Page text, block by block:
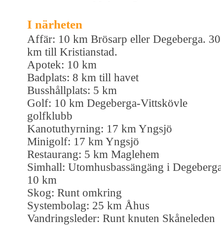
I närheten
Affär: 10 km Brösarp eller Degeberga. 30
km till Kristianstad.
Apotek: 10 km
Badplats: 8 km till havet
Busshållplats: 5 km
Golf: 10 km Degeberga-Vittskövle
golfklubb
Kanotuthyrning: 17 km Yngsjö
Minigolf: 17 km Yngsjö
Restaurang: 5 km Maglehem
Simhall: Utomhusbassängäng i
10 km
Skog: Runt omkring
Systembolag: 25 km Åhus
Vandringsleder: Runt knuten Skåneleden